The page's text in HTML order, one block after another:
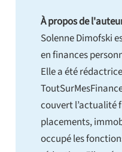
À propos de
Solenne Dimofski
en finances
Elle a été
couvert l’actualité
placements,
occupé les